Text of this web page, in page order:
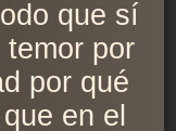
que sí
por
por qué
en el